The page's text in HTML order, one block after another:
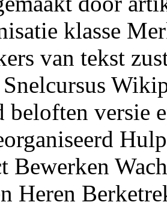
klasse
van tekst
beloften versie
Bewerken
Heren